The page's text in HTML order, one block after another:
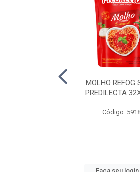
MOLHO REFOG
PREDILECTA
Código: